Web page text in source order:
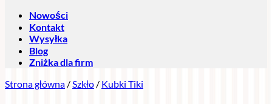
Nowości
Kontakt
Wysyłka
Blog
Zniżka dla firm
Strona główna /Szkło / Kubki Tiki